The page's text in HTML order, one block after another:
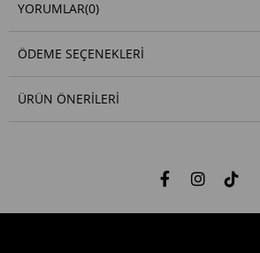
YORUMLAR(0)
ÖDEME SEÇENEKLERI
ÜRÜN ÖNERILERI